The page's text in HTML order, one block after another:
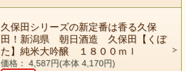
久保田シリーズの新定番は香る久保
田！新潟県 朝日酒造 久保田【くぼ
た】純米大吟醸 １８００ｍｌ
価格： 4,587円(本体 4,170円)